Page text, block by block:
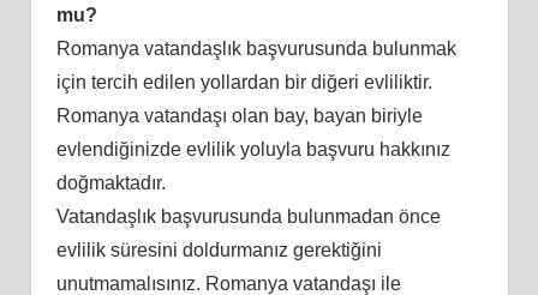
mu?
Romanya vatandaşlık başvurusunda bulunmak
için tercih edilen yollardan bir diğeri evliliktir.
Romanya vatandaşı olan bay, bayan biriyle
evlendiğinizde evlilik yoluyla başvuru hakkınız
doğmaktadır.
Vatandaşlık başvurusunda bulunmadan önce
evlilik süresini doldurmanız gerektiğini
unutmamalısınız. Romanya vatandaşı ile